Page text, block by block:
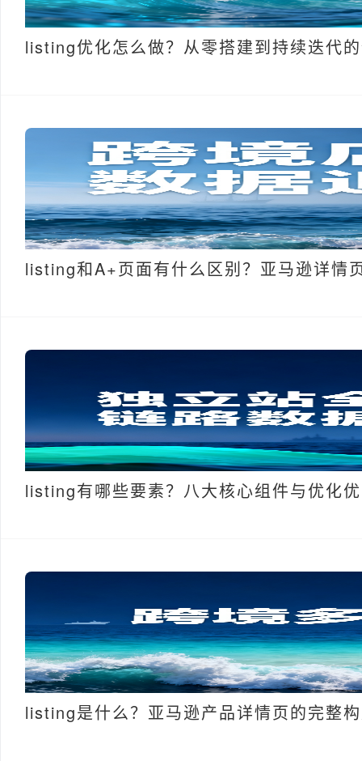
listing优化怎么做？从零搭建到持续迭代
listing和A+页面有什么区别？亚马逊详情
listing有哪些要素？八大核心组件与优化
listing是什么？亚马逊产品详情页的完整